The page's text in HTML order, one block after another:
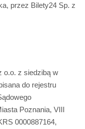
przez Bilety24 Sp. z
o.o. z siedzibą w
do rejestru
Poznania, VIII
0000887164,